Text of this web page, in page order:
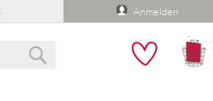
Anmelden